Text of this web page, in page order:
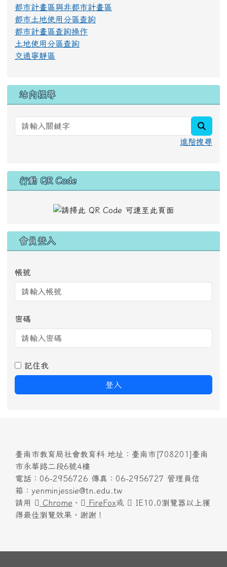
都市計畫區與非都市計畫區
都市土地使用分區查詢
都市計畫區查詢操作
土地使用分區查詢
交通寧靜區
站內搜尋
進階搜尋
行動 QR Code
會員登入
帳號
密碼
記住我
登入
臺南市教育局社會教育科 地址：臺南市[708201]臺南
市永華路二段6號4樓
電話：06-2956726 傳真：06-2956727 管理員信
箱：yenminjessie@tn.edu.tw
請用
Chrome 、 FireFox或
IE10.0瀏覽器以上獲
得最佳瀏覽效果，謝謝！